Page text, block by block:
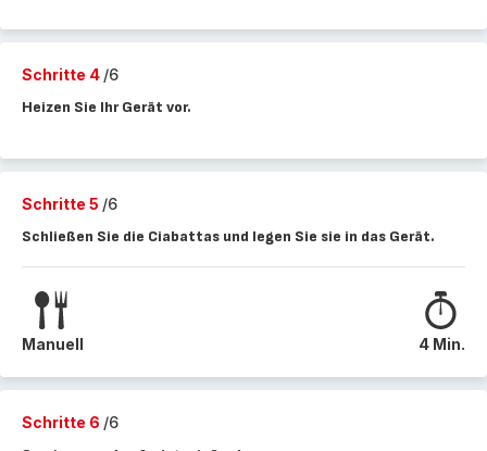
Schritte 4 /6
Heizen Sie Ihr Gerät vor.
Schritte 5 /6
Schließen Sie die Ciabattas und legen Sie sie in das Gerät.
Manuell 4 Min.
Schritte 6 /6